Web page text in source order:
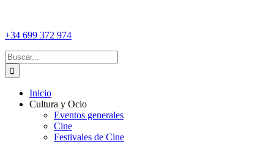
+34 699 372 974
Buscar:
Inicio
Cultura y Ocio
Eventos generales
Cine
Festivales de Cine